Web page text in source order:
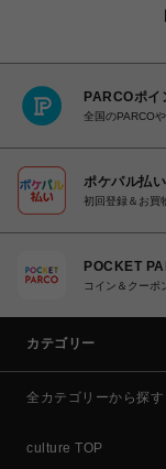
PARCOポイ
全国のPARCO
ポケパル払い
初回登録＆お買
POCKET
コイン＆クーポ
カテゴリー
全カテゴリーから探す
culture TOP